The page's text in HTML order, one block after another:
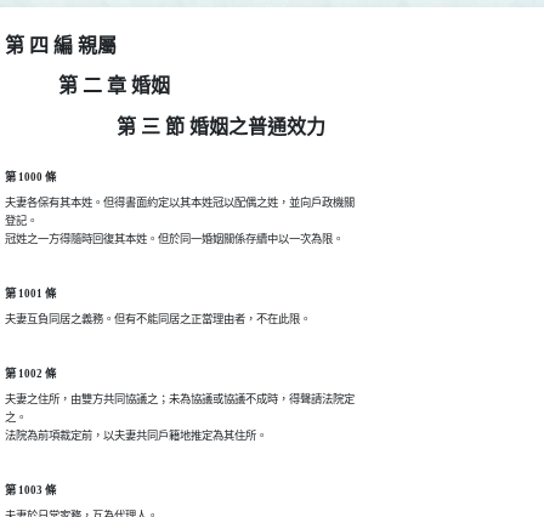
第 四 編 親屬
第 二 章 婚姻
第 三 節 婚姻之普通效力
第 1000 條
夫妻各保有其本姓。但得書面約定以其本姓冠以配偶之姓，並向戶政機關
登記。
冠姓之一方得隨時回復其本姓。但於同一婚姻關係存續中以一次為限。
第 1001 條
夫妻互負同居之義務。但有不能同居之正當理由者，不在此限。
第 1002 條
夫妻之住所，由雙方共同協議之；未為協議或協議不成時，得聲請法院定
之。
法院為前項裁定前，以夫妻共同戶籍地推定為其住所。
第 1003 條